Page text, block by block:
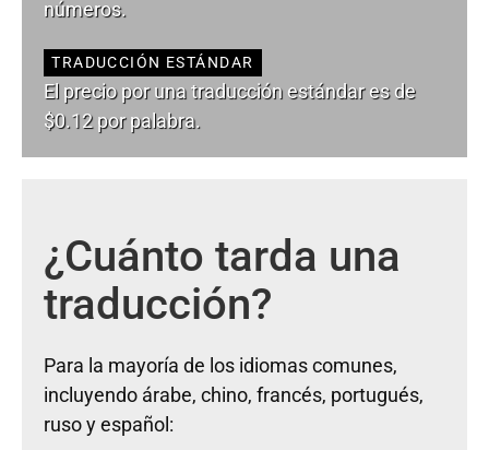
números.
TRADUCCIÓN ESTÁNDAR
El precio por una traducción estándar es de
$0.12 por palabra.
¿Cuánto tarda una
traducción?
Para la mayoría de los idiomas comunes,
incluyendo árabe, chino, francés, portugués,
ruso y español: